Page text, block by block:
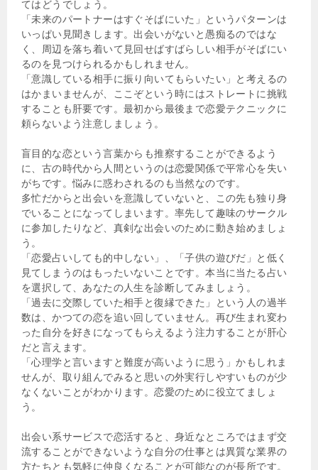
てはどうでしょう。
「未来のパートナーはすぐそばにいた」というパターンは
いっぱい見聞きします。出会いがないと愚痴るのではな
く、周辺を落ち着いて見回せばすばらしい相手がそばにい
るのを見つけられるかもしれません。
「意識している相手に振り向いてもらいたい」と考えるの
はかまいませんが、ここぞという時にはストレートに挑戦
することも肝要です。最初から最後まで恋愛テクニックに
頼らないよう注意しましょう。
盲目的な恋という言葉からも推察することができるよう
に、古の時代から人間というのは恋愛関係で平常心を失い
がちです。悩みに惑わされるのも当然なのです。
多忙だからと出会いを意識していないと、この先も独り身
でいることになってしまいます。率先して趣味のサークル
に参加したりなど、真剣な出会いのために動き始めましょ
う。
「恋愛占いしても的中しない」、「子供の遊びだ」と低く
見てしまうのはもったいないことです。本当に当たる占い
を選択して、あなたの人生を診断してみましょう。
「過去に交際していた相手と復縁できた」という人の過半
数は、かつての恋を追い回していません。再び生まれ変わ
った自分を好きになってもらえるよう注力することが肝心
だと言えます。
「心理学と言いますと難度が高いように思う」かもしれま
せんが、取り組んでみると思いの外実行しやすいものが少
なくないことがわかります。恋愛のために役立てましょ
う。
出会い系サービスで恋活すると、身近なところではまず交
流することができないような自分の仕事とは異質な業界の
方たちとも気軽に仲良くなることが可能なのが長所です。